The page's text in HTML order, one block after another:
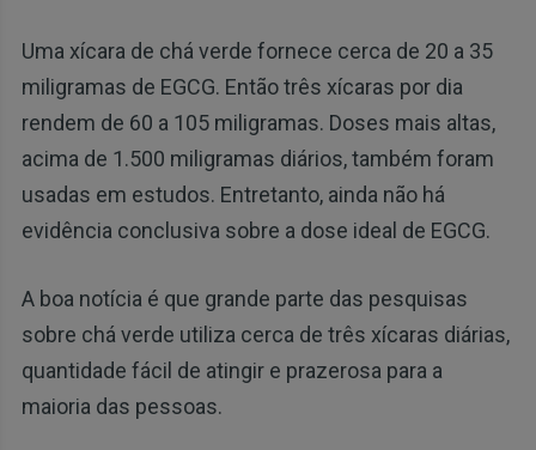
Uma xícara de chá verde fornece cerca de 20 a 35
miligramas de EGCG. Então três xícaras por dia
rendem de 60 a 105 miligramas. Doses mais altas,
acima de 1.500 miligramas diários, também foram
usadas em estudos. Entretanto, ainda não há
evidência conclusiva sobre a dose ideal de EGCG.
A boa notícia é que grande parte das pesquisas
sobre chá verde utiliza cerca de três xícaras diárias,
quantidade fácil de atingir e prazerosa para a
maioria das pessoas.